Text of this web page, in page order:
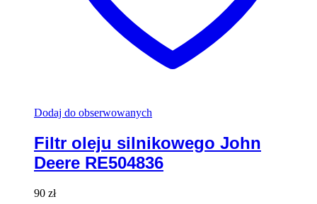
Dodaj do obserwowanych
Filtr oleju silnikowego John
Deere RE504836
90 zł